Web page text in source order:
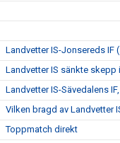
Landvetter IS-Jonsereds IF
Landvetter IS sänkte skepp
Landvetter IS-Sävedalens
Vilken bragd av Landvetter
Toppmatch direkt